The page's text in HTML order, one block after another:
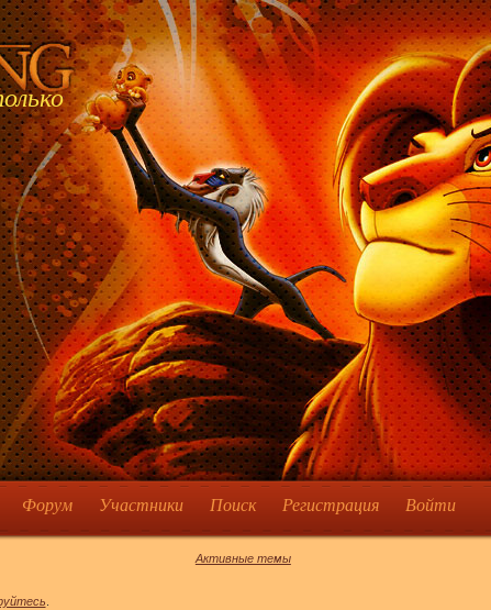
Форум Участники Поиск Регистрация Войти
Активные темы